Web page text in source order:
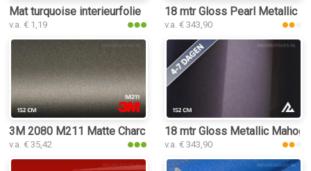
Mat turquoise interieurfolie
v.a. € 1,19
18 mtr Gloss Pearl Metallic
v.a. € 343,90
3M 2080 M211 Matte Charcoal Metallic interieurfolie
v.a. € 35,42
18 mtr Gloss Metallic
v.a. € 343,90